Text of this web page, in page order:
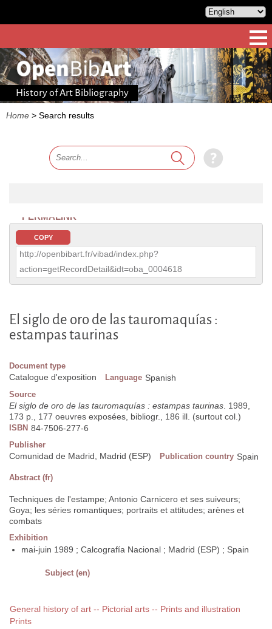
History of Art Bibliography
Home > Search results
PERMALINK
COPY
http://openbibart.fr/vibad/index.php?
action=getRecordDetail&idt=oba_0004618
El siglo de oro de las tauromaquías :
estampas taurinas
Document type
Catalogue d'exposition Language Spanish
Source
El siglo de oro de las tauromaquías : estampas taurinas. 1989,
173 p., 177 oeuvres exposées, bibliogr., 186 ill. (surtout col.)
ISBN 84-7506-277-6
Publisher
Comunidad de Madrid, Madrid (ESP) Publication country Spain
Abstract (fr)
Techniques de l'estampe; Antonio Carnicero et ses suiveurs;
Goya; les séries romantiques; portraits et attitudes; arènes et
combats
Exhibition
mai-juin 1989 ; Calcografía Nacional ; Madrid (ESP) ; Spain
Subject (en)
General history of art -- Pictorial arts -- Prints and illustration
Prints